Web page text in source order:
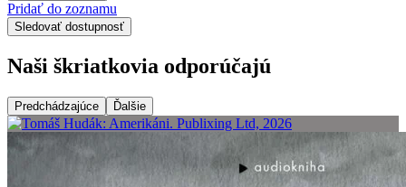
Pridať do zoznamu
Sledovať dostupnosť
Naši škriatkovia odporúčajú
Predchádzajúce Ďalšie